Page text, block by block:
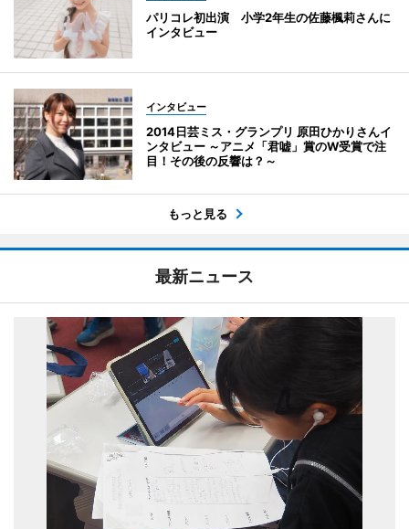
パリコレ初出演 小学2年生の佐藤楓莉さんに
インタビュー
インタビュー
2014日芸ミス・グランプリ 原田ひかりさんイ
ンタビュー ～アニメ「君嘘」賞のW受賞で注
目！その後の反響は？～
もっと見る
最新ニュース